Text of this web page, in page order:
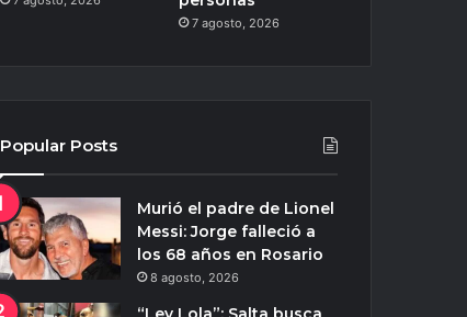
7 agosto, 2026
Popular Posts
Murió el padre de Lionel
Messi: Jorge falleció a
los 68 años en Rosario
8 agosto, 2026